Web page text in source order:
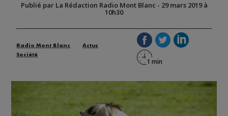
Publié par La Rédaction Radio Mont Blanc - 29 mars 2019 à
10h30
Radio Mont Blanc
Actus
Société